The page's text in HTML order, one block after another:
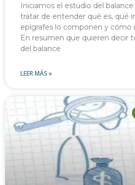
Iniciamos el estudio del
tratar de entender qué es, qué
epígrafes lo componen y cómo
En resumen que quieren decir
del balance
LEER MÁS »